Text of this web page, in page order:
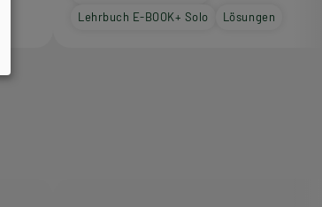
Lehrbuch E-BOOK+ Solo
Lösungen